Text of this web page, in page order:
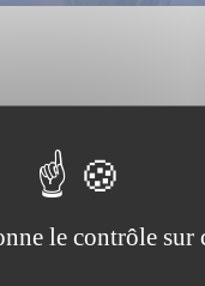
le contrôle